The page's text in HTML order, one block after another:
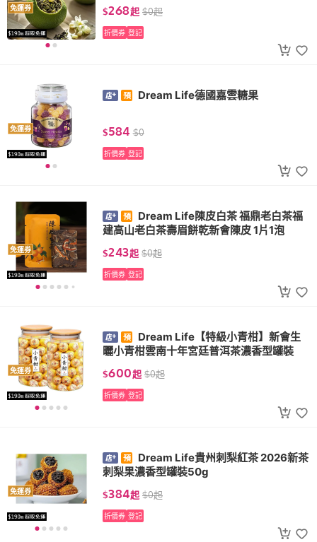
免運券 $268起 $0起
折價券 登記
免運券
Dream Life德國嘉雲糖果
$584 $0
折價券 登記
免運券
Dream Life陳皮白茶 福鼎老白茶福
建高山老白茶壽眉餅乾新會陳皮 1片1泡
$243起 $0起
折價券 登記
免運券
Dream Life【特級小青柑】新會生
曬小青柑雲南十年宮廷普洱茶濃香型罐裝
$600起 $0起
折價券 登記
免運券
Dream Life貴州刺梨紅茶 2026新茶
刺梨果濃香型罐裝50g
$384起 $0起
折價券 登記